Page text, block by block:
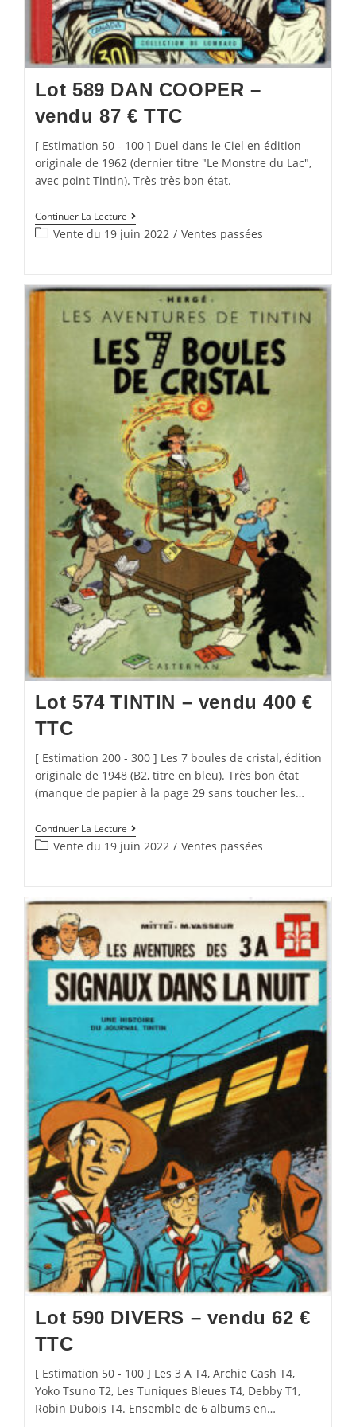
Lot 589 DAN COOPER –
vendu 87 € TTC
[ Estimation 50 - 100 ] Duel dans le Ciel en édition
originale de 1962 (dernier titre "Le Monstre du Lac",
avec point Tintin). Très très bon état.
Continuer La Lecture
Vente du 19 juin 2022 / Ventes passées
Lot 574 TINTIN – vendu 400 €
TTC
[ Estimation 200 - 300 ] Les 7 boules de cristal, édition
originale de 1948 (B2, titre en bleu). Très bon état
(manque de papier à la page 29 sans toucher les…
Continuer La Lecture
Vente du 19 juin 2022 / Ventes passées
Lot 590 DIVERS – vendu 62 €
TTC
[ Estimation 50 - 100 ] Les 3 A T4, Archie Cash T4,
Yoko Tsuno T2, Les Tuniques Bleues T4, Debby T1,
Robin Dubois T4. Ensemble de 6 albums en…